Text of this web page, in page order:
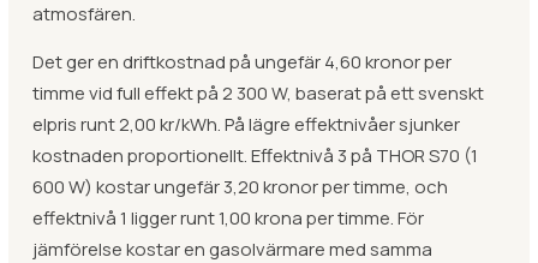
atmosfären.
Det ger en driftkostnad på ungefär 4,60 kronor per
timme vid full effekt på 2 300 W, baserat på ett svenskt
elpris runt 2,00 kr/kWh. På lägre effektnivåer sjunker
kostnaden proportionellt. Effektnivå 3 på THOR S70 (1
600 W) kostar ungefär 3,20 kronor per timme, och
effektnivå 1 ligger runt 1,00 krona per timme. För
jämförelse kostar en gasolvärmare med samma